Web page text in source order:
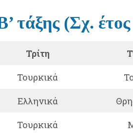
τάξης (Σχ.
Τρίτη
Τουρκικά
Ελληνικά
Τουρκικά